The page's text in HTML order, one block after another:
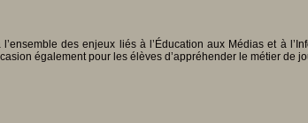
des enjeux liés à l’Éducation aux Médias et à
également pour les élèves d’appréhender le métier